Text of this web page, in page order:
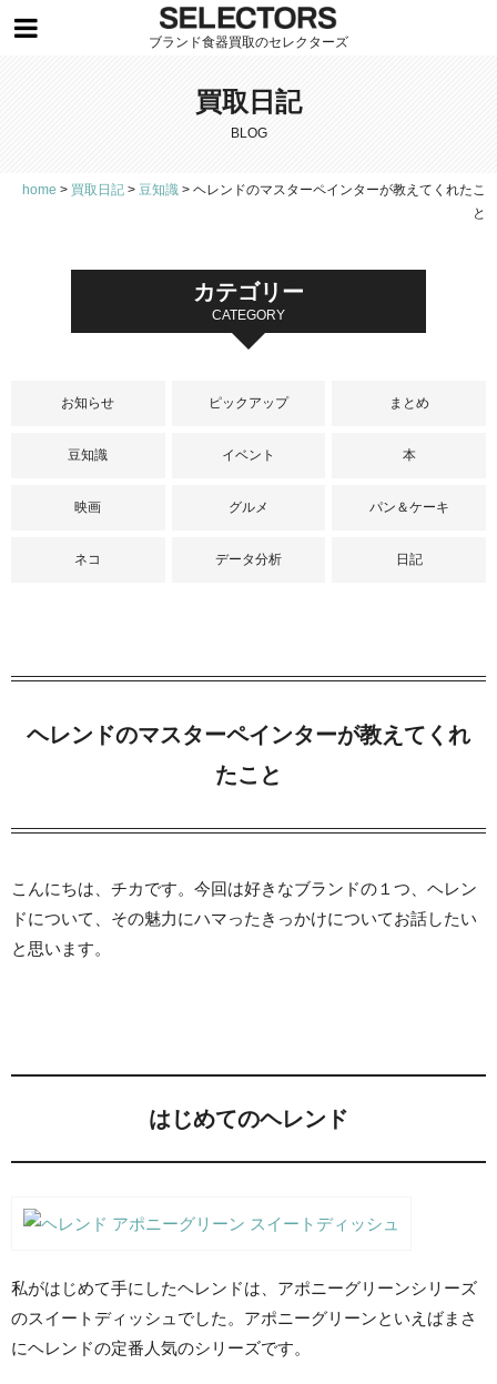
ブランド食器買取のセレクターズ
買取日記
BLOG
home > 買取日記 > 豆知識 > ヘレンドのマスターペインターが教えてくれたこ
と
カテゴリー
CATEGORY
お知らせ ピックアップ まとめ
豆知識 イベント 本
映画 グルメ パン＆ケーキ
ネコ データ分析 日記
ヘレンドのマスターペインターが教えてくれ
たこと
こんにちは、チカです。今回は好きなブランドの１つ、ヘレン
ドについて、その魅力にハマったきっかけについてお話したい
と思います。
はじめてのヘレンド
私がはじめて手にしたヘレンドは、アポニーグリーンシリーズ
のスイートディッシュでした。アポニーグリーンといえばまさ
にヘレンドの定番人気のシリーズです。